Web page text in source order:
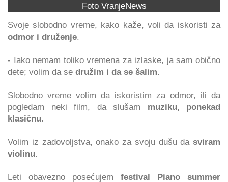
Foto VranjeNews
Svoje slobodno vreme, kako kaže, voli da iskoristi za
odmor i druženje.
- Iako nemam toliko vremena za izlaske, ja sam obično
dete; volim da se družim i da se šalim.
Slobodno vreme volim da iskoristim za odmor, ili da
pogledam neki film, da slušam muziku, ponekad
klasičnu.
Volim iz zadovoljstva, onako za svoju dušu da sviram
violinu.
Leti obavezno posećujem festival Piano summer